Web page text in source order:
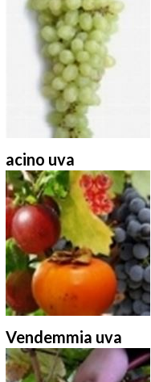
acino uva
Vendemmia uva